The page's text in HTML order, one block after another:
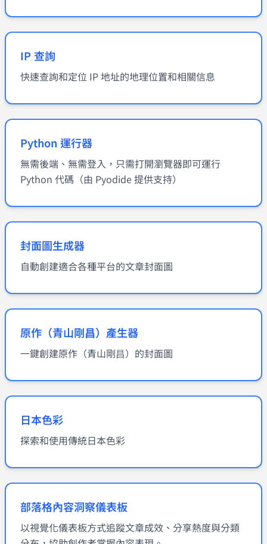
IP 查詢
快速查詢和定位 IP 地址的地理位置和相關信息
Python 運行器
無需後端、無需登入，只需打開瀏覽器即可運行
Python 代碼（由 Pyodide 提供支持）
封面圖生成器
自動創建適合各種平台的文章封面圖
原作（青山剛昌）產生器
一鍵創建原作（青山剛昌）的封面圖
日本色彩
探索和使用傳統日本色彩
部落格內容洞察儀表板
以視覺化儀表板方式追蹤文章成效、分享熱度與分類